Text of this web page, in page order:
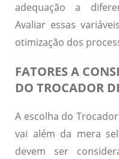
adequação a
Avaliar essas
otimização dos
FATORES A
DO TROCADOR
A escolha do
vai além da mera
devem ser